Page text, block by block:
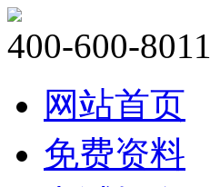
400-600-8011
网站首页
免费资料